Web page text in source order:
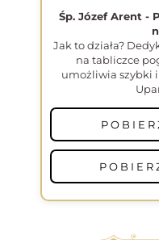
Śp. Józef Arent -
Jak to działa?
na tabliczce
umożliwia szybki